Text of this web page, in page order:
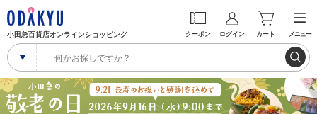
小田急百貨店オンラインショッピング クーポン ログイン カート メニュー